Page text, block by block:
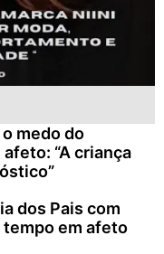
medo do
“A criança
dos Pais com
em afeto